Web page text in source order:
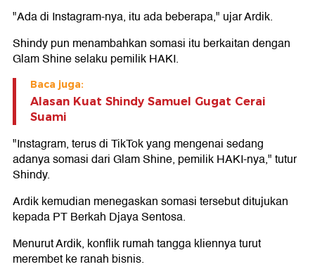
"Ada di Instagram-nya, itu ada beberapa," ujar Ardik.
Shindy pun menambahkan somasi itu berkaitan dengan
Glam Shine selaku pemilik HAKI.
Baca juga:
Alasan Kuat Shindy Samuel Gugat Cerai
Suami
"Instagram, terus di TikTok yang mengenai sedang
adanya somasi dari Glam Shine, pemilik HAKI-nya," tutur
Shindy.
Ardik kemudian menegaskan somasi tersebut ditujukan
kepada PT Berkah Djaya Sentosa.
Menurut Ardik, konflik rumah tangga kliennya turut
merembet ke ranah bisnis.